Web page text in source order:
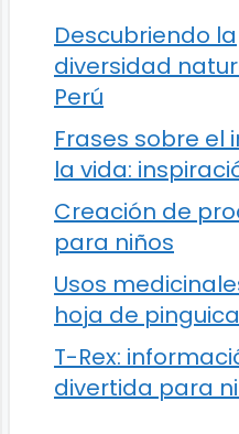
Descubriendo la
diversidad
Perú
Frases sobre el
la vida:
Creación de
para niños
Usos
hoja de pinguica
T-Rex:
divertida para